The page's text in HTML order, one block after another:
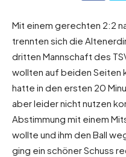
Mit einem gerechten 2:2
trennten sich die
dritten Mannschaft des
wollten auf beiden Seiten
hatte in den ersten 20
aber leider nicht nutzen
Abstimmung mit einem
wollte und ihm den Ball
ging ein schöner Schuss